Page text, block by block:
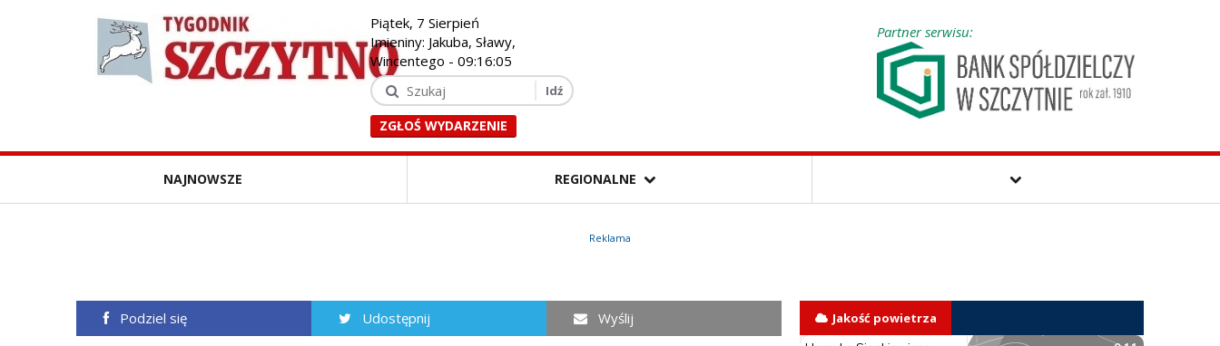
Piątek, 7 Sierpień
Imieniny: Jakuba, Sławy,
Wincentego -09:16:06
ZGŁOŚ WYDARZENIE
Partner serwisu:
NAJNOWSZE REGIONALNE
Reklama
Podziel się Udostępnij Wyślij Jakość powietrza